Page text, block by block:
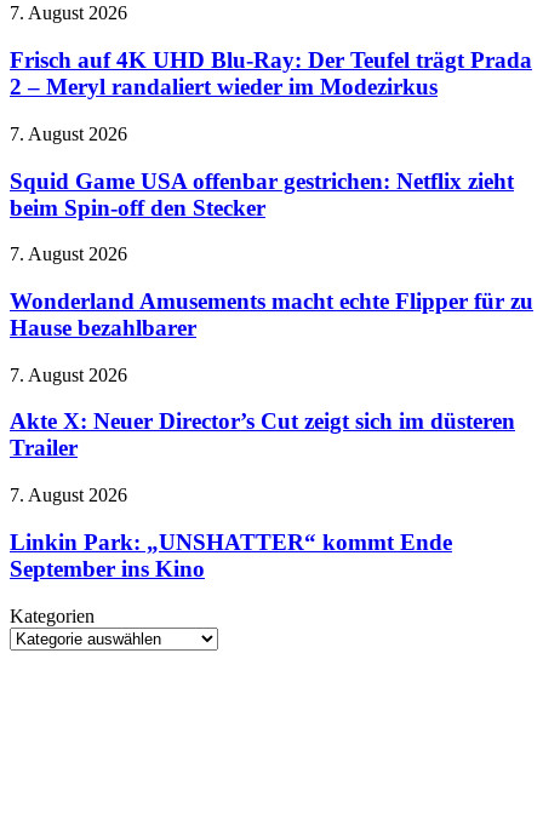
–
ordnet
Änderungen
Facebook
Instagram
an
Frisch
4K
UHD
Blu-
Der
trägt
Prada
–
randaliert
wieder
im
7. August 2026
Frisch auf 4K UHD Blu-Ray: Der Teufel trägt Prada
2 – Meryl randaliert wieder im Modezirkus
Squid
USA
offenbar
gestrichen:
zieht
Spin-
off
Stecker
7. August 2026
Squid Game USA offenbar gestrichen: Netflix zieht
beim Spin-off den Stecker
Wonderland
macht
echte
Flipper
zu
bezahlbarer
7. August 2026
Wonderland Amusements macht echte Flipper für zu
Hause bezahlbarer
Akte
Neuer
Director’s
Cut
sich
düsteren
Trailer
7. August 2026
Akte X: Neuer Director’s Cut zeigt sich im düsteren
Trailer
Linkin
„UNSHATTER“
kommt
Ende
ins
Kino
7. August 2026
Linkin Park: „UNSHATTER“ kommt Ende
September ins Kino
Kategorien
Kategorien